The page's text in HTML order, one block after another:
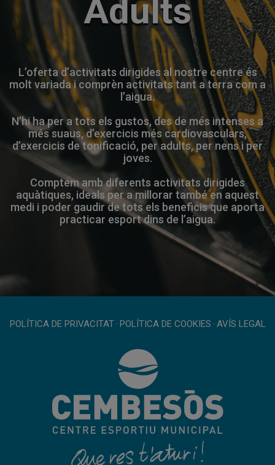
Adults
L’oferta d’activitats dirigides al nostre centre és
molt variada i comprèn activitats tant a terra com a
l’aigua.
N’hi ha per a tots els gustos, des de més intenses a
més suaus, d’exercicis més cardiovasculars,
d’exercicis de tonificació, per adults, per nens i per
joves.
Comptem amb diferents activitats dirigides
aquàtiques, ideals per a millorar també en aquest
medi i poder gaudir de tots els beneficis que aporta
practicar esport dins de l’aigua.
POLÍTICA DE PRIVACITAT · POLÍTICA DE COOKIES · AVÍS LEGAL